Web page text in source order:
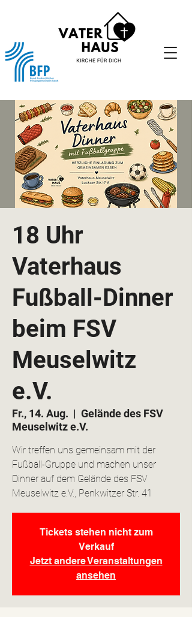
18 Uhr
Vaterhaus
Fußball-Dinner
beim FSV
Meuselwitz
e.V.
Fr., 14. Aug.
  |
Gelände des FSV
Meuselwitz e.V.
Wir treffen uns gemeinsam mit der
Fußball-Gruppe und machen unser
Dinner auf dem Gelände des FSV
Meuselwitz e.V., Penkwitzer Str. 41
Tickets stehen nicht zum
Verkauf
Jetzt andere Veranstaltungen
ansehen